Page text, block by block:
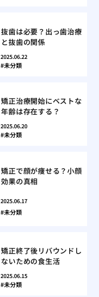
抜歯は必要？出っ歯治療
と抜歯の関係
2025.06.22
未分類
矯正治療開始にベストな
年齢は存在する？
2025.06.20
未分類
矯正で顔が痩せる？小顔
効果の真相
2025.06.17
未分類
矯正終了後リバウンドし
ないための食生活
2025.06.15
未分類